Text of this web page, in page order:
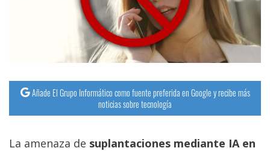
Añade El Grupo Informático como fuente preferida en Google y recibe más
noticias sobre tecnología
La amenaza de suplantaciones mediante IA en